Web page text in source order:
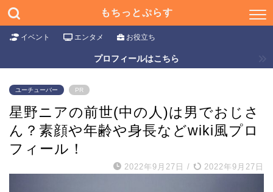
もちっとぷらす
イベント エンタメ お役立ち
プロフィールはこちら
ユーチューバー PR
星野ニアの前世(中の人)は男でおじさ
ん？素顔や年齢や身長などwiki風プロ
フィール！
2022年9月27日 / 2022年9月27日